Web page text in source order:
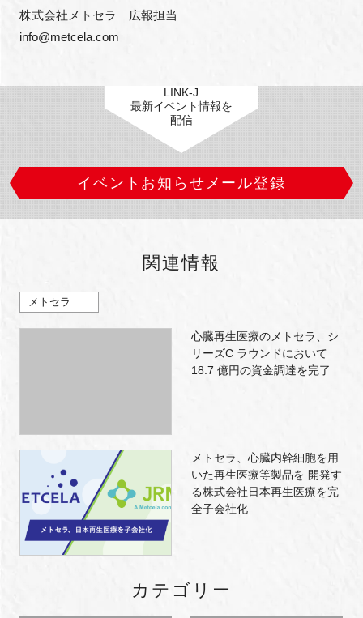
株式会社メトセラ　広報担当
info@metcela.com
LINK-J
最新イベント情報を
配信
イベントお知らせメール登録
関連情報
メトセラ
心臓再生医療のメトセラ、シ
リーズC ラウンドにおいて
18.7 億円の資金調達を完了
メトセラ、心臓内幹細胞を用
いた再生医療等製品を 開発す
る株式会社日本再生医療を完
全子会社化
カテゴリー